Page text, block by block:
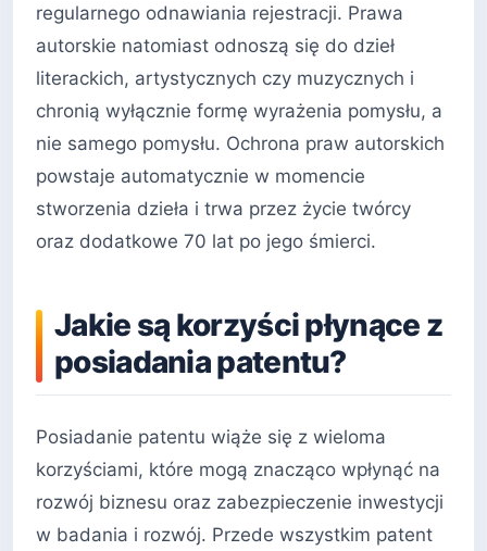
regularnego odnawiania rejestracji. Prawa
autorskie natomiast odnoszą się do dzieł
literackich, artystycznych czy muzycznych i
chronią wyłącznie formę wyrażenia pomysłu, a
nie samego pomysłu. Ochrona praw autorskich
powstaje automatycznie w momencie
stworzenia dzieła i trwa przez życie twórcy
oraz dodatkowe 70 lat po jego śmierci.
Jakie są korzyści płynące z
posiadania patentu?
Posiadanie patentu wiąże się z wieloma
korzyściami, które mogą znacząco wpłynąć na
rozwój biznesu oraz zabezpieczenie inwestycji
w badania i rozwój. Przede wszystkim patent